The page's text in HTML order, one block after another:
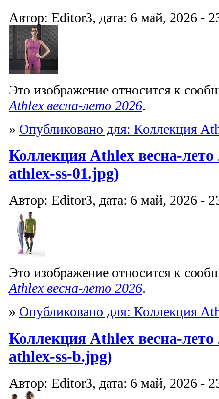
Автор: Editor3, дата: 6 май, 2026 -
Это изображение относится к
Athlex весна-лето 2026.
» Опубликовано для: Коллекция
Коллекция Athlex весна-лето
athlex-ss-01.jpg)
Автор: Editor3, дата: 6 май, 2026 -
Это изображение относится к
Athlex весна-лето 2026.
» Опубликовано для: Коллекция
Коллекция Athlex весна-лето
athlex-ss-b.jpg)
Автор: Editor3, дата: 6 май, 2026 -